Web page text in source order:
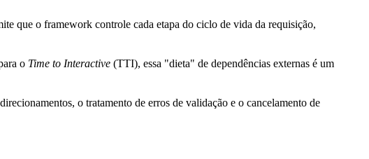
que o framework controle cada etapa do ciclo de vida da requisição,
o Time to Interactive (TTI), essa "dieta" de dependências externas é um
o tratamento de erros de validação e o cancelamento de